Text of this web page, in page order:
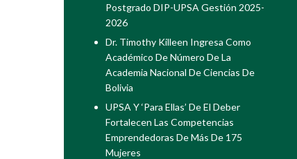
Postgrado DIP-UPSA Gestión 2025-
2026
Dr. Timothy Killeen Ingresa Como
Académico De Número De La
Academia Nacional De Ciencias De
Bolivia
UPSA Y ‘Para Ellas’ De El Deber
Fortalecen Las Competencias
Emprendedoras De Más De 175
Mujeres